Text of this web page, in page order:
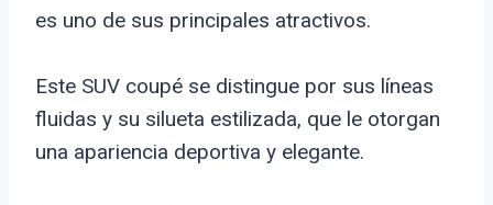
es uno de sus principales atractivos.
Este SUV coupé se distingue por sus líneas
fluidas y su silueta estilizada, que le otorgan
una apariencia deportiva y elegante.